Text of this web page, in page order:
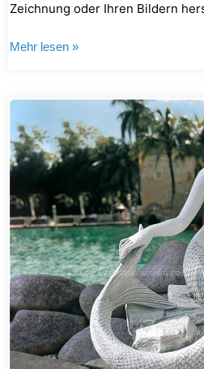
Zeichnung oder Ihren Bildern
Mehr lesen »